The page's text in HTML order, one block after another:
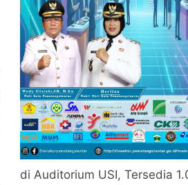
di Auditorium USI, Tersedia